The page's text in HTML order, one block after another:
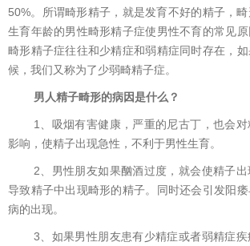
50%。所谓畸形精子，就是发育不好的精子，
生育年龄的男性畸形精子症使男性不育的常见原
畸形精子症往往和少精症和弱精症同时存在，
候，我们又称为了少弱畸精子症。
男人精子畸形的病因是什么？
1、吸烟有害健康，严重的尼古丁，也会
影响，使精子出现急性，不利于男性生育。
2、男性朋友如果酗酒过度，就会使精子出
导致精子中出现畸形的精子。同时还会引发阳
病的出现。
3、如果男性朋友患有少精症或者弱精症